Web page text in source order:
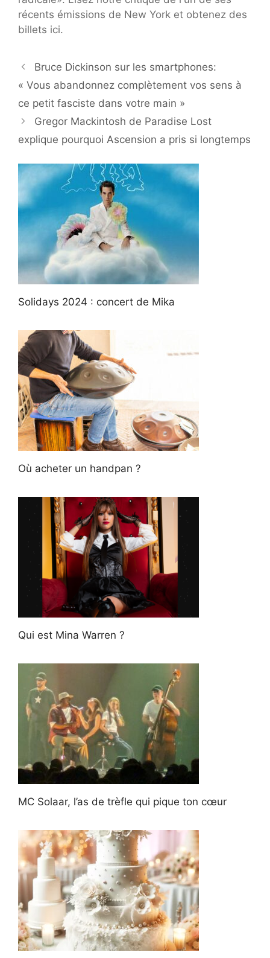
récents émissions de New York et obtenez des
billets ici.
Bruce Dickinson sur les smartphones:
« Vous abandonnez complètement vos sens à
ce petit fasciste dans votre main »
Gregor Mackintosh de Paradise Lost
explique pourquoi Ascension a pris si longtemps
Solidays 2024 : concert de Mika
Où acheter un handpan ?
Qui est Mina Warren ?
MC Solaar, l’as de trèfle qui pique ton cœur